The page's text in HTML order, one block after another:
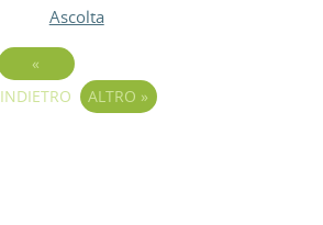
Ascolta
«
INDIETRO
ALTRO »